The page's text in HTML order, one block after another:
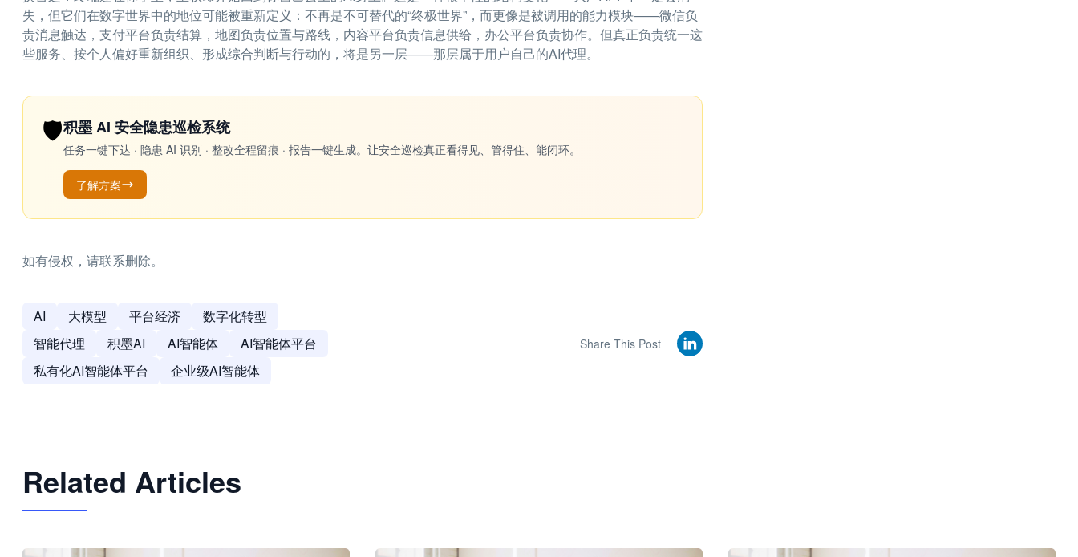
失，但它们在数字世界中的地位可能被重新定义：不再是不可替代的“终极世界”，而更像是被调用的能力模块——微信负
责消息触达，支付平台负责结算，地图负责位置与路线，内容平台负责信息供给，办公平台负责协作。但真正负责统一这
些服务、按个人偏好重新组织、形成综合判断与行动的，将是另一层——那层属于用户自己的AI代理。
🛡️积墨 AI 安全隐患巡检系统
任务一键下达 · 隐患 AI 识别 · 整改全程留痕 · 报告一键生成。让安全巡检真正看得见、管得住、能闭环。
了解方案
如有侵权，请联系删除。
AI 大模型 平台经济
数字化转型
智能代理
积墨AI AI智能体
AI智能体平台
私有化AI智能体平台
企业级AI智能体
Share This Post
Related Articles